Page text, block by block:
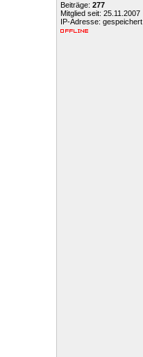
Beiträge: 277
Mitglied seit: 25.11.2007
IP-Adresse: gespeichert